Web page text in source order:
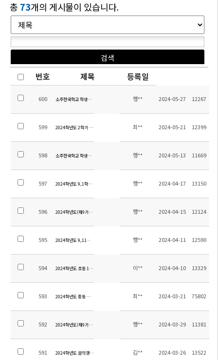
총 73개의 게시물이 있습니다.
번호 제목 등록일
600 소주한국학교 학생용 책걸상 업체선정 제안 및 견본품 제출 재공고
행** 2024-05-27 12267
599 2024학년도 2학기 전편입생 모집 안내 최** 2024-05-21 12399
598 소주한국학교 학생용 책걸상 업체선정 제안 및 견본품 제출 공고
행** 2024-05-13 11669
597 2024학년도 9,1학년 수학여행 업체선정 제안서제출 재공고
행** 2024-04-17 13150
596 2024학년도(제9기) 소주한국학교운영위원회위원 구성 홍보
행** 2024-04-15 12124
595 2024학년도 9,11학년 수학여행 업체선정 제안서제출 공고
행** 2024-04-11 12590
594 2024학년도 초등 1학기 수행평가 계획 안내 이** 2024-04-10 13329
593 2024학년도 중등 교내 수상 계획 최** 2024-03-21 75802
592 2024학년도(제9기) 소주한국학교운영위원회 지역위원 당선자 공고
행** 2024-03-29 11381
591 2024학년도 음악경연대회 안내 김** 2024-03-26 13522